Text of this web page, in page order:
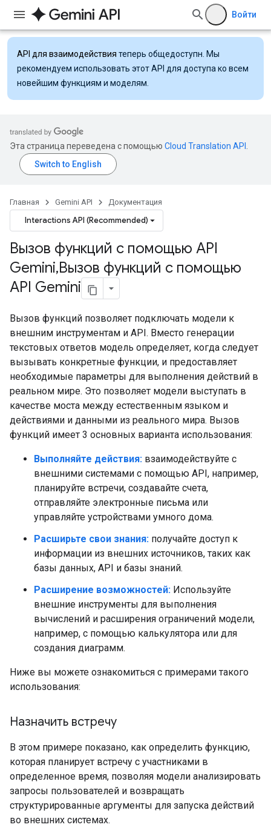
Войти
API для взаимодействия теперь общедоступн. Мы
рекомендуем использовать этот API для доступа ко всем
новейшим функциям и моделям.
Эта страница переведена с помощью Cloud Translation API
Главная Gemini API Документация
Interactions API (Recommended)
Вызов функций с помощью API
Gemini,Вызов функций с помощью
API Gemini
Вызов функций позволяет подключать модели к
внешним инструментам и API. Вместо генерации
текстовых ответов модель определяет, когда следует
вызывать конкретные функции, и предоставляет
необходимые параметры для выполнения действий в
реальном мире. Это позволяет модели выступать в
качестве моста между естественным языком и
действиями и данными из реального мира. Вызов
функций имеет 3 основных варианта использования:
Выполняйте действия: взаимодействуйте с
внешними системами с помощью API, например,
планируйте встречи, создавайте счета,
отправляйте электронные письма или
управляйте устройствами умного дома.
Расширьте свои знания: получайте доступ к
информации из внешних источников, таких как
базы данных, API и базы знаний.
Расширение возможностей: Используйте
внешние инструменты для выполнения
вычислений и расширения ограничений модели,
например, с помощью калькулятора или для
создания диаграмм.
Ниже вы можете ознакомиться с примерами такого
использования:
Назначить встречу
В этом примере показано, как определить функцию,
которая планирует встречу с участниками в
определенное время, позволяя модели анализировать
запросы пользователей и возвращать
структурированные аргументы для запуска действий
во внешних системах.